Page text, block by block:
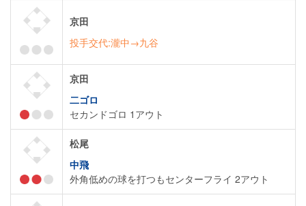
京田
投手交代:瀧中→九谷
京田
二ゴロ
セカンドゴロ 1アウト
松尾
中飛
外角低めの球を打つもセンターフライ 2アウト